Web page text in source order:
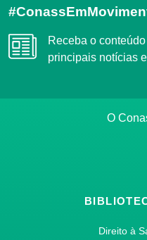
Receba o
principais notícias
O
Direito à